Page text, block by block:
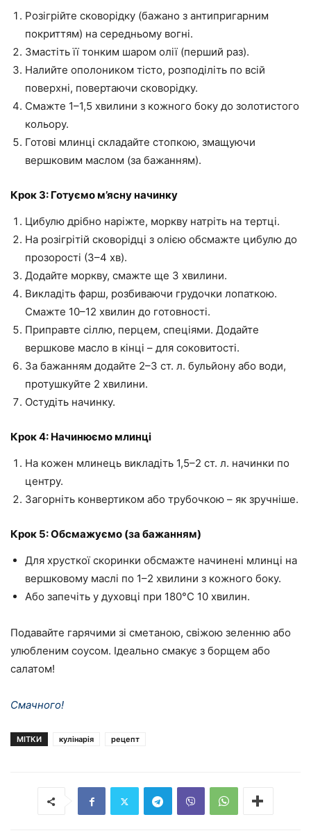
Розігрійте сковорідку (бажано з антипригарним
покриттям) на середньому вогні.
Змастіть її тонким шаром олії (перший раз).
Налийте ополоником тісто, розподіліть по всій
поверхні, повертаючи сковорідку.
Смажте 1–1,5 хвилини з кожного боку до золотистого
кольору.
Готові млинці складайте стопкою, змащуючи
вершковим маслом (за бажанням).
Крок 3: Готуємо м’ясну начинку
Цибулю дрібно наріжте, моркву натріть на тертці.
На розігрітій сковорідці з олією обсмажте цибулю до
прозорості (3–4 хв).
Додайте моркву, смажте ще 3 хвилини.
Викладіть фарш, розбиваючи грудочки лопаткою.
Смажте 10–12 хвилин до готовності.
Приправте сіллю, перцем, спеціями. Додайте
вершкове масло в кінці – для соковитості.
За бажанням додайте 2–3 ст. л. бульйону або води,
протушкуйте 2 хвилини.
Остудіть начинку.
Крок 4: Начинюємо млинці
На кожен млинець викладіть 1,5–2 ст. л. начинки по
центру.
Загорніть конвертиком або трубочкою – як зручніше.
Крок 5: Обсмажуємо (за бажанням)
Для хрусткої скоринки обсмажте начинені млинці на
вершковому маслі по 1–2 хвилини з кожного боку.
Або запечіть у духовці при 180°C 10 хвилин.
Подавайте гарячими зі сметаною, свіжою зеленню або
улюбленим соусом. Ідеально смакує з борщем або
салатом!
Смачного!
МІТКИ кулінарія рецепт